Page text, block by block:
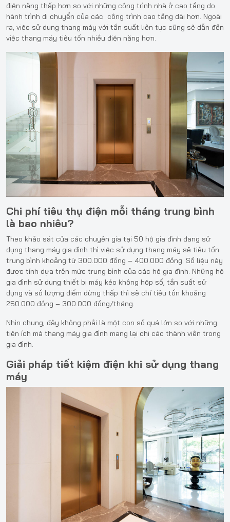
điện năng thấp hơn so với những công trình nhà ở cao tầng do
hành trình di chuyển của các công trình cao tầng dài hơn. Ngoài
ra, việc sử dụng thang máy với tần suất liên tục cũng sẽ dẫn đến
việc thang máy tiêu tốn nhiều điện năng hơn.
Chi phí tiêu thụ điện mỗi tháng trung bình
là bao nhiêu?
Theo khảo sát của các chuyên gia tại 50 hộ gia đình đang sử
dụng thang máy gia đình thì việc sử dụng thang máy sẽ tiêu tốn
trung bình khoảng từ 300.000 đồng – 400.000 đồng. Số liệu này
được tính dựa trên mức trung bình của các hộ gia đình. Những hộ
gia đình sử dụng thiết bị máy kéo không hộp số, tần suất sử
dụng và số lượng điểm dừng thấp thì sẽ chỉ tiêu tốn khoảng
250.000 đồng – 300.000 đồng/tháng.
Nhìn chung, đây không phải là một con số quá lớn so với những
tiện ích mà thang máy gia đình mang lại chi các thành viên trong
gia đình.
Giải pháp tiết kiệm điện khi sử dụng thang
máy